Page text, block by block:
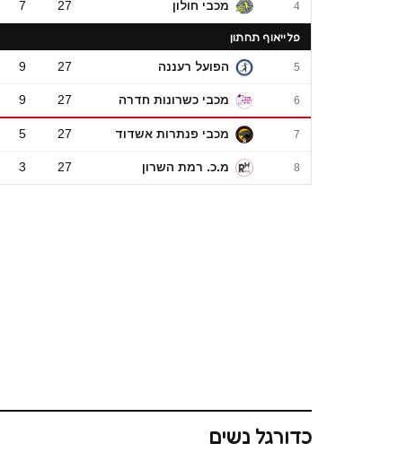
4 מכבי חולון 27
7
פלייאוף תחתון
5 הפועל רעננה 27
9
6 מכבי כשרונות חדרה 27
9
7 מכבי פנתרות אשדוד 27
5
8 מ.כ. רמת השרון 27
3
כדורגל נשים